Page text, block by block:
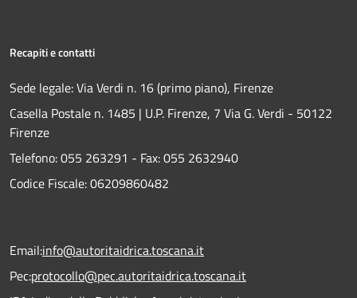
Recapiti e contatti
Sede legale: Via Verdi n. 16 (primo piano), Firenze
Casella Postale n. 1485 | U.P. Firenze, 7 Via G. Verdi - 50122
Firenze
Telefono:055 263291 - Fax:055 2632940
Codice Fiscale: 06209860482
Email:info@autoritaidrica.toscana.it
Pec:protocollo@pec.autoritaidrica.toscana.it